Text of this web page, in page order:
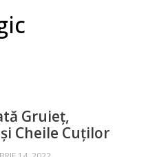
Gruieț,
Cheile Cuților